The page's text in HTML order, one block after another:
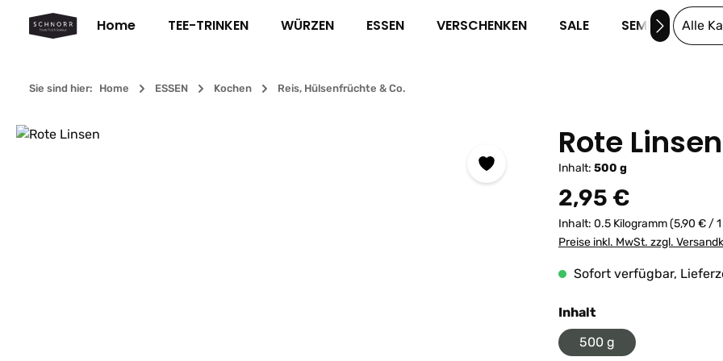
Hauptinhalt springen
Zur Suche springen
Zur Hauptnavigation springen
Home TEE-TRINKEN WÜRZEN ESSEN VERSCHENKEN SALE SEMINAREAlle
Sie sind hier: Home ESSEN Kochen Reis, Hülsenfrüchte & Co.
Bildergalerie überspringen Rote Linsen
Inhalt: 500 g
Regulärer Preis:
2,95 €
Inhalt: 0.5 Kilogramm(5,90 € /
Preise inkl. MwSt. zzgl.
Sofort verfügbar,
Inhaltauswählen
500 g